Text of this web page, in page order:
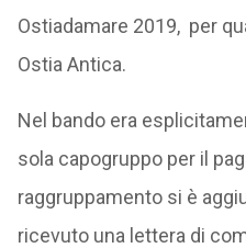
Ostiadamare 2019, per
Ostia Antica.
Nel bando era
sola capogruppo per il
raggruppamento si è
ricevuto una lettera di